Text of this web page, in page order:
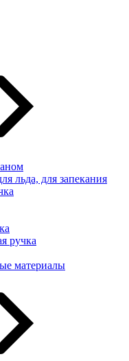
льда, для запекания
ручка
материалы